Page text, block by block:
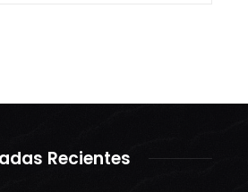
Recientes